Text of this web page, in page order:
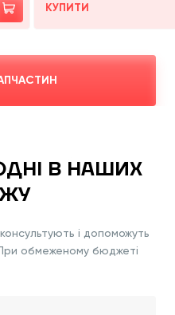
КУПИТИ
В НАШИХ
і допоможуть
обмеженому бюджеті